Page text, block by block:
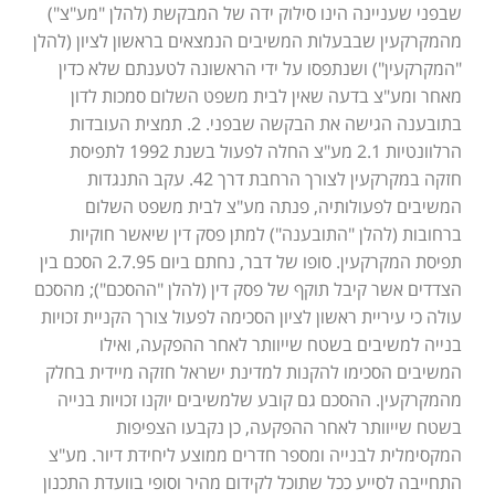
שבפני שעניינה הינו סילוק ידה של המבקשת (להלן "מע"צ")
מהמקרקעין שבבעלות המשיבים הנמצאים בראשון לציון (להלן
"המקרקעין") ושנתפסו על ידי הראשונה לטענתם שלא כדין
מאחר ומע"צ בדעה שאין לבית משפט השלום סמכות לדון
בתובענה הגישה את הבקשה שבפני. 2. תמצית העובדות
הרלוונטיות 2.1 מע"צ החלה לפעול בשנת 1992 לתפיסת
חזקה במקרקעין לצורך הרחבת דרך 42. עקב התנגדות
המשיבים לפעולותיה, פנתה מע"צ לבית משפט השלום
ברחובות (להלן "התובענה") למתן פסק דין שיאשר חוקיות
תפיסת המקרקעין. סופו של דבר, נחתם ביום 2.7.95 הסכם בין
הצדדים אשר קיבל תוקף של פסק דין (להלן "ההסכם"); מהסכם
עולה כי עיריית ראשון לציון הסכימה לפעול צורך הקניית זכויות
בנייה למשיבים בשטח שייוותר לאחר ההפקעה, ואילו
המשיבים הסכימו להקנות למדינת ישראל חזקה מיידית בחלק
מהמקרקעין. ההסכם גם קובע שלמשיבים יוקנו זכויות בנייה
בשטח שייוותר לאחר ההפקעה, כן נקבעו הצפיפות
המקסימלית לבנייה ומספר חדרים ממוצע ליחידת דיור. מע"צ
התחייבה לסייע ככל שתוכל לקידום מהיר וסופי בוועדת התכנון